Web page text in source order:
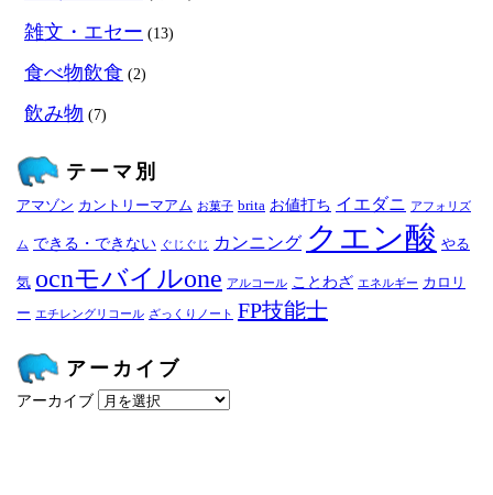
雑文・エセー (13)
食べ物飲食 (2)
飲み物 (7)
テーマ別
アマゾン カントリーマアム お菓子 brita お値打ち イエダニ アフォリズ
ム できる・できない ぐじぐじ カンニング クエン酸 やる
気 ocnモバイルone アルコール ことわざ エネルギー カロリ
ー エチレングリコール ざっくりノート FP技能士
アーカイブ
アーカイブ